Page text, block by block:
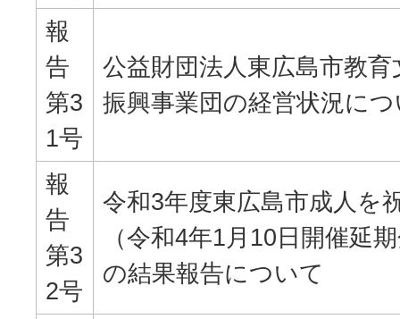
報
告
第3
1号
公益財団法人東広島市教育
振興事業団の経営状況に
報
告
第3
2号
令和3年度東広島市成人を
（令和4年1月10日開催延
の結果報告について